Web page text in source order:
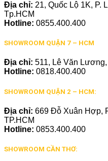
Địa chỉ: 21, Quốc Lộ 1K, P.
Tp.HCM
Hotline: 0855.400.400
SHOWROOM QUẬN 7 – HCM
Địa chỉ: 511, Lê Văn
Hotline: 0818.400.400
SHOWROOM QUẬN 2 – HCM:
Địa chỉ: 669 Đỗ Xuân Hợp,
TP.HCM
Hotline: 0853.400.400
SHOWROOM CẦN THƠ: